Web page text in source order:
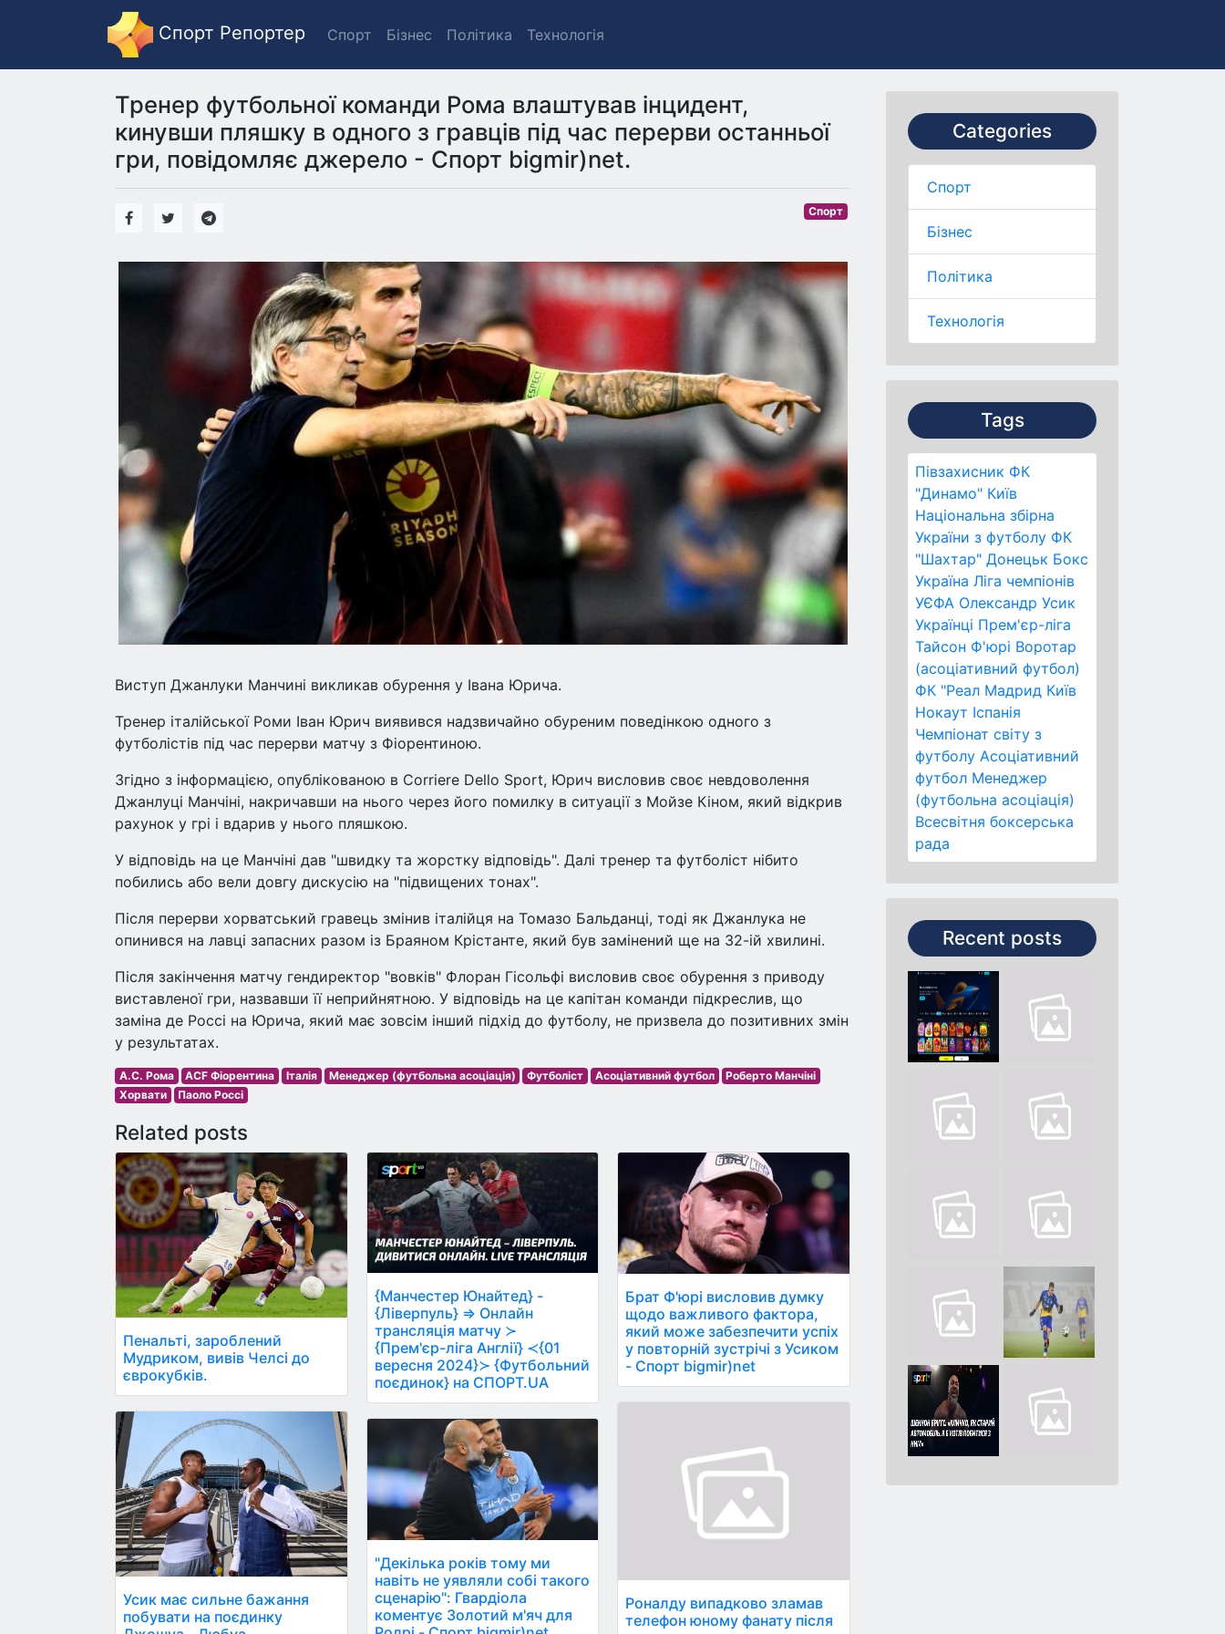
Спорт Репортер Спорт Бізнес Політика Технологія
Categories
Спорт
Бізнес
Політика
Технологія
Tags
Півзахисник ФК
"Динамо" Київ
Національна збірна
України з футболу ФК
"Шахтар" Донецьк Бокс
Україна Ліга чемпіонів
УЄФА Олександр Усик
Українці Прем'єр-ліга
Тайсон Ф'юрі Воротар
(асоціативний футбол)
ФК "Реал Мадрид Київ
Нокаут Іспанія
Чемпіонат світу з
футболу Асоціативний
футбол Менеджер
(футбольна асоціація)
Всесвітня боксерська
рада
Recent posts
Тренер футбольної команди Рома влаштував інцидент,
кинувши пляшку в одного з гравців під час перерви останньої
гри, повідомляє джерело - Спорт bigmir)net.
Спорт
Виступ Джанлуки Манчині викликав обурення у Івана Юрича.
Тренер італійської Роми Іван Юрич виявився надзвичайно обуреним поведінкою одного з
футболістів під час перерви матчу з Фіорентиною.
Згідно з інформацією, опублікованою в Corriere Dello Sport, Юрич висловив своє невдоволення
Джанлуці Манчіні, накричавши на нього через його помилку в ситуації з Мойзе Кіном, який відкрив
рахунок у грі і вдарив у нього пляшкою.
У відповідь на це Манчіні дав "швидку та жорстку відповідь". Далі тренер та футболіст нібито
побились або вели довгу дискусію на "підвищених тонах".
Після перерви хорватський гравець змінив італійця на Томазо Бальданці, тоді як Джанлука не
опинився на лавці запасних разом із Браяном Крістанте, який був замінений ще на 32-ій хвилині.
Після закінчення матчу гендиректор "вовків" Флоран Гісольфі висловив своє обурення з приводу
виставленої гри, назвавши її неприйнятною. У відповідь на це капітан команди підкреслив, що
заміна де Россі на Юрича, який має зовсім інший підхід до футболу, не призвела до позитивних змін
у результатах.
А.С. Рома ACF Фіорентина Італія Менеджер (футбольна асоціація) Футболіст Асоціативний футбол
Роберто Манчіні
Хорвати
Паоло Россі
Related posts
Пенальті, зароблений
Мудриком, вивів Челсі до
єврокубків.
Усик має сильне бажання
побувати на поєдинку
{Манчестер Юнайтед} -
{Ліверпуль} ⇒ Онлайн
трансляція матчу ≻
{Прем'єр-ліга Англії} ≺{01
вересня 2024}≻ {Футбольний
поєдинок} на СПОРТ.UA
"Декілька років тому ми
навіть не уявляли собі такого
сценарію": Гвардіола
коментує Золотий м'яч для
Брат Ф'юрі висловив думку
щодо важливого фактора,
який може забезпечити успіх
у повторній зустрічі з Усиком
- Спорт bigmir)net
Роналду випадково зламав
телефон юному фанату після